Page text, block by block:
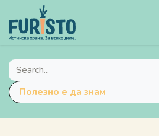
Skip to Content
Полезно е да знам